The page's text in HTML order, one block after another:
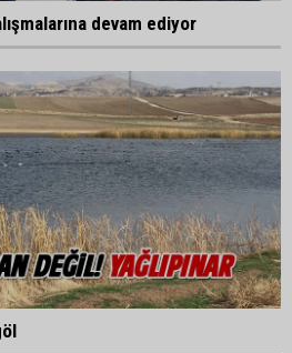
devam ediyor